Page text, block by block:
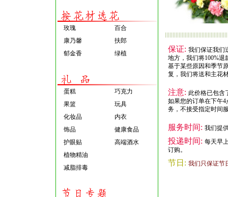
玫瑰
百合
康乃馨
扶郎
郁金香
绿植
蛋糕
巧克力
果篮
玩具
化妆品
内衣
饰品
健康食品
护眼贴
高端酒水
植物精油
减脂排毒
保证: 我们保证我们
地方，我们将100%退
基于某些原因和季节
复，我们将送和主花
注意: 此价格已包含
如果您的订单在下午
务，不接受指定时间
服务时间: 我们提
投递时间: 每天早
订购。
节日: 我们只保证节